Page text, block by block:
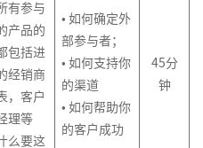
有参与
产品的
包括进
经销商
，客户
理等
么要这
• 如何确定外
部参与者；
• 如何支持你
的渠道
• 如何帮助你
的客户成功
45分
钟